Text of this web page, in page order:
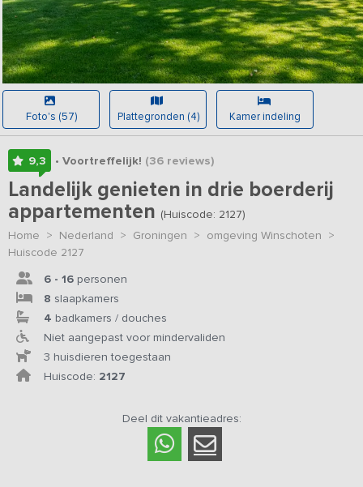
Foto's (57) Plattegronden (4) Kamer indeling
9,3 • Voortreffelijk! (36reviews)
Landelijk genieten in drie boerderij
appartementen (Huiscode: 2127)
Home > Nederland > Groningen > omgeving Winschoten >
Huiscode 2127
6 - 16 personen
8 slaapkamers
4 badkamers / douches
Niet aangepast voor mindervaliden
3 huisdieren toegestaan
Huiscode: 2127
Deel dit vakantieadres: